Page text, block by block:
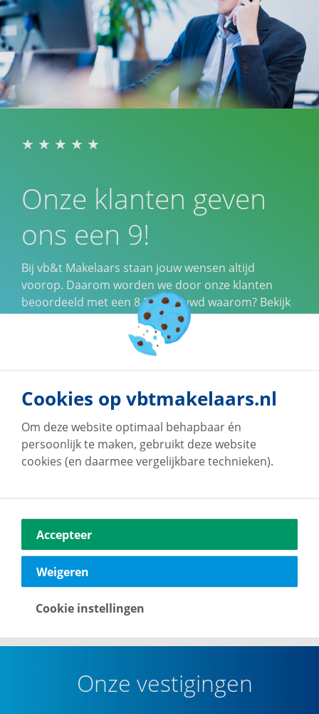
Onze klanten geven
ons een 9!
Bij vb&t Makelaars staan jouw wensen altijd
voorop. Daarom worden we door onze klanten
beoordeeld met een 8,5Benieuwd waarom? Bekijk
de beoordelingen.
Klantbeoordelingen
Op de hoogte blijven van ons
woningaanbod?
Maak een account en ontvang van ons per e-mail
updates met voor jou relevant woningaanbod.
Onze vestigingen
Cookies op vbtmakelaars.nl
Om deze website optimaal behapbaar én
persoonlijk te maken, gebruikt deze website
cookies (en daarmee vergelijkbare technieken).
Accepteer
Weigeren
Cookie instellingen